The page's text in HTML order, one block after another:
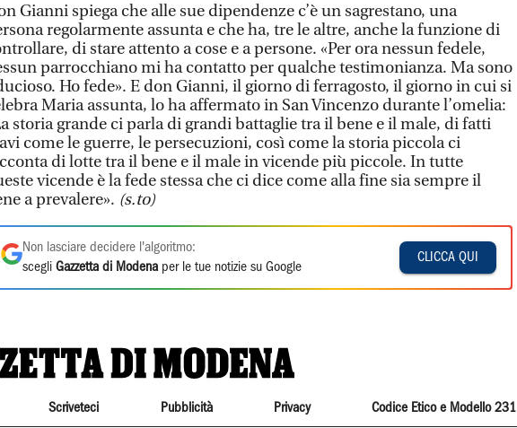
Gianni spiega che alle sue dipendenze c’è un sagrestano, una
regolarmente assunta e che ha, tre le altre, anche la funzione di
di stare attento a cose e a persone. «Per ora nessun fedele,
parrocchiano mi ha contatto per qualche testimonianza. Ma sono
Ho fede». E don Gianni, il giorno di ferragosto, il giorno in cui si
Maria assunta, lo ha affermato in San Vincenzo durante l’omelia:
storia grande ci parla di grandi battaglie tra il bene e il male, di fatti
come le guerre, le persecuzioni, così come la storia piccola ci
di lotte tra il bene e il male in vicende più piccole. In tutte
vicende è la fede stessa che ci dice come alla fine sia sempre il
a prevalere». (s.to)
Non lasciare decidere l'algoritmo:
scegli Gazzetta di Modena per le tue notizie su Google
CLICCA QUI
Scriveteci Pubblicità Privacy Codice Etico e Modello 231